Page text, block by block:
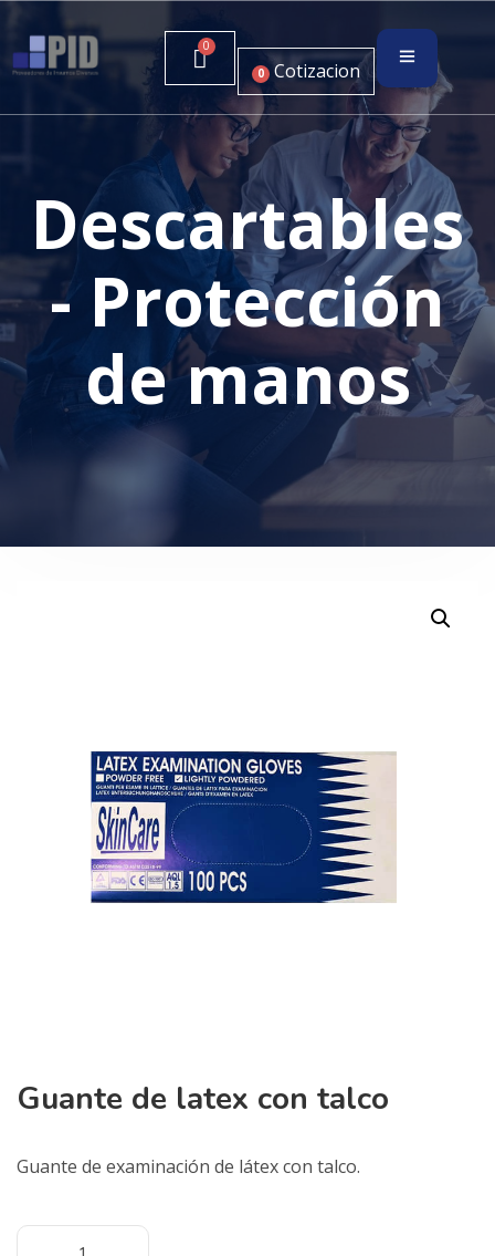
0 Cotizacion
Descartables
- Protección
de manos
Guante de latex con talco
Guante de examinación de látex con talco.